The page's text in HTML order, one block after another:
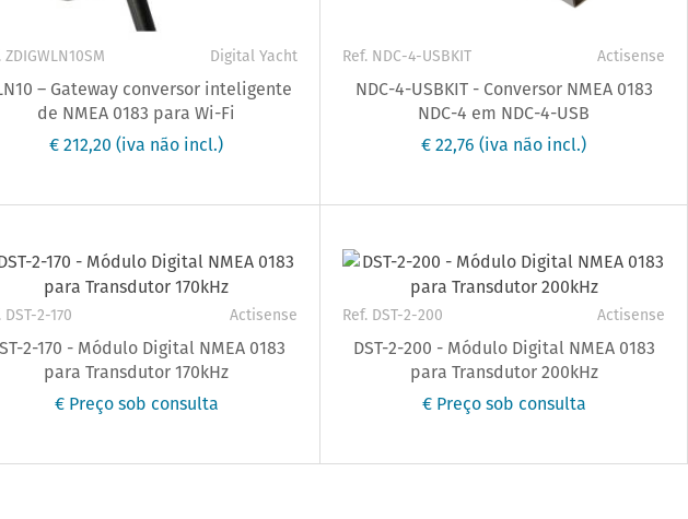
ZDIGWLN10SM Digital Yacht
– Gateway conversor inteligente
de NMEA 0183 para Wi-Fi
€ 212,20(iva não incl.)
Ref. NDC-4-USBKIT Actisense
NDC-4-USBKIT - Conversor NMEA 0183
NDC-4 em NDC-4-USB
€ 22,76(iva não incl.)
DST-2-170 Actisense
2-170 - Módulo Digital NMEA 0183
para Transdutor 170kHz
€ Preço sob consulta
Ref. DST-2-200 Actisense
DST-2-200 - Módulo Digital NMEA 0183
para Transdutor 200kHz
€ Preço sob consulta